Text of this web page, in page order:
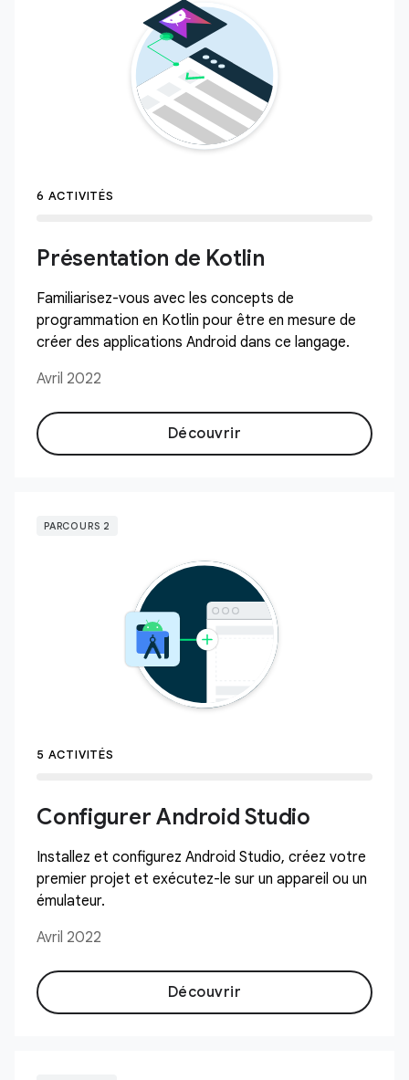
6 ACTIVITÉS
Présentation de Kotlin
Familiarisez-vous avec les concepts de
programmation en Kotlin pour être en mesure de
créer des applications Android dans ce langage.
Avril 2022
Découvrir
PARCOURS 2
5 ACTIVITÉS
Configurer Android Studio
Installez et configurez Android Studio, créez votre
premier projet et exécutez-le sur un appareil ou un
émulateur.
Avril 2022
Découvrir